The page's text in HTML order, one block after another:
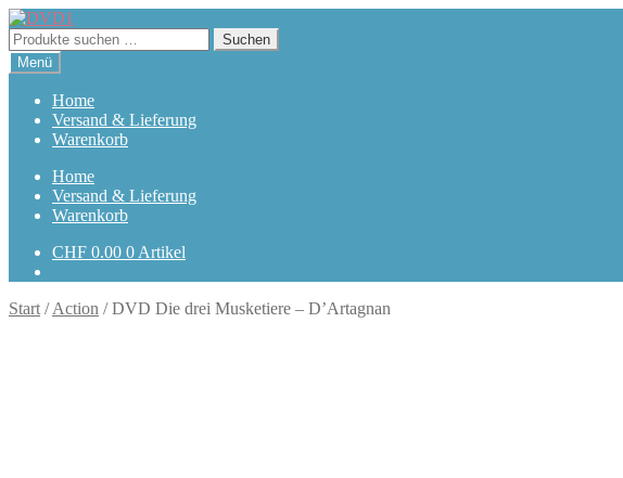
Zur
Navigation
springen
Zum
Inhalt
springen
Suchen
nach:
Suchen
Menü
Home
Versand & Lieferung
Warenkorb
Home
Versand & Lieferung
Warenkorb
CHF 0.00 0 Artikel
Start /Action /DVD Die drei Musketiere – D’Artagnan